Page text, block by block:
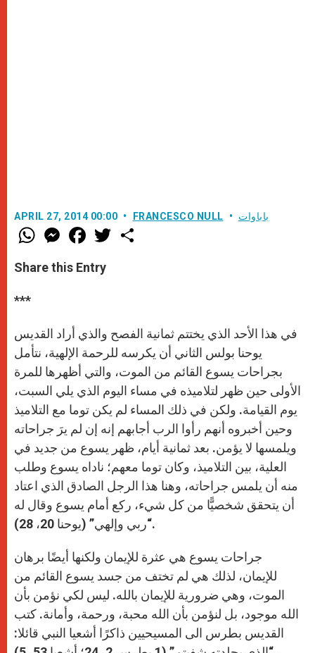
APRIL 27, 2014 00:00 FRANCESCO NULL باباوات
W
h
t
s
M
e
s
e
F
a
e
b
w
Share this Entry
***
في هذا الأحد الذي يختتم ثمانية الفصح والذي أراد القديس
يوحنا بولس الثاني أن يكرسه للرحمة الإلهية، نتأمل
بجراحات يسوع القائم من الموت، والتي أظهرها للمرة
الأولى حين ظهر لتلاميذه في مساء اليوم الذي يلي السبت،
يوم القيامة. ولكن في ذلك المساء لم يكن توما مع التلاميذ
وحين أخبروه أنهم رأوا الرب أجابهم إنه إن لم يرَ جراحاته
ويلمسها لا يؤمن. بعد ثمانية أيام، ظهر يسوع من جديد في
العلية، بين التلاميذ، وكان توما معهم؛ ناداه يسوع وطلب
منه أن يلمس جراحاته، وهنا هذا الرجل الصادق الذي اعتاد
أن يتحقق شخصيًّا من كل شيء، ركع أمام يسوع وقال له
“ربي وإلهي” (يوحنا 20، 28).
جراحات يسوع هي عثرة للإيمان ولكنها أيضًا برهان
للإيمان، لذلك هي لم تختف من جسد يسوع القائم من
الموت، وهي ضرورية للإيمان بالله. ليس لكي نؤمن بأن
الله موجود، بل لنؤمن بأن الله محبة، ورحمة، وأمانة. كتب
القديس بطرس الى المسيحيين ذاكرًا أشعيا النبي قائلا: